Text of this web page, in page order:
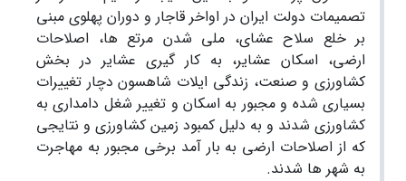
تصمیمات دولت ایران در اواخر قاجار و دوران پهلوی مبنی
بر خلع سلاح عشای، ملی شدن مرتع ها، اصلاحات
ارضی، اسکان عشایر، به کار گیری عشایر در بخش
کشاورزی و صنعت، زندگی ایلات شاهسون دچار تغییرات
بسیاری شده و مجبور به اسکان و تغییر شغل دامداری به
کشاورزی شدند و به دلیل کمبود زمین کشاورزی و نتایجی
که از اصلاحات ارضی به بار آمد برخی مجبور به مهاجرت
به شهر ها شدند.